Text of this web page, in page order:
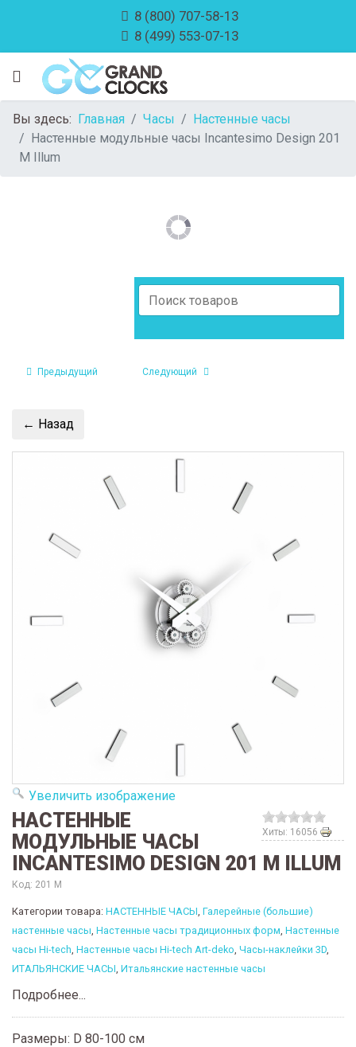
8 (800) 707-58-13
8 (499) 553-07-13
Вы здесь: Главная Часы
Настенные часы
Настенные модульные часы Incantesimo Design 201
М Illum
Предыдущий Следующий
Увеличить изображение
Хиты: 16056
НАСТЕННЫЕ
МОДУЛЬНЫЕ ЧАСЫ
INCANTESIMO DESIGN 201 М ILLUM
Код: 201 M
Категории товара: НАСТЕННЫЕ ЧАСЫ, Галерейные (большие)
настенные часы, Настенные часы традиционных форм, Настенные
часы Hi-tech, Настенные часы Hi-tech Art-deko, Часы-наклейки 3D,
ИТАЛЬЯНСКИЕ ЧАСЫ, Итальянские настенные часы
Подробнее...
Размеры: D 80-100 см